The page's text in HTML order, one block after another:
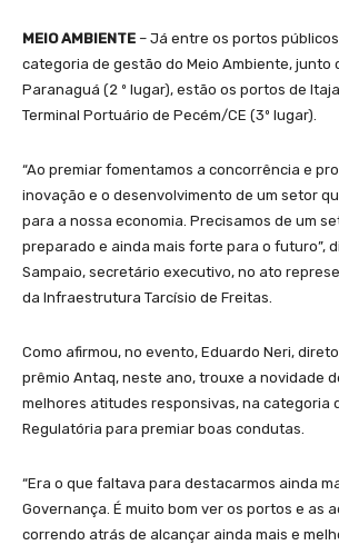
MEIO AMBIENTE – Já entre os portos
categoria de gestão do Meio Ambiente, junto
Paranaguá (2 º lugar), estão os portos de
Terminal Portuário de Pecém/CE (3º lugar).
“Ao premiar fomentamos a concorrência e
inovação e o desenvolvimento de um setor
para a nossa economia. Precisamos de um
preparado e ainda mais forte para o futuro”,
Sampaio, secretário executivo, no ato
da Infraestrutura Tarcísio de Freitas.
Como afirmou, no evento, Eduardo Neri,
prêmio Antaq, neste ano, trouxe a novidade
melhores atitudes responsivas, na categoria
Regulatória para premiar boas condutas.
“Era o que faltava para destacarmos ainda
Governança. É muito bom ver os portos e as
correndo atrás de alcançar ainda mais e